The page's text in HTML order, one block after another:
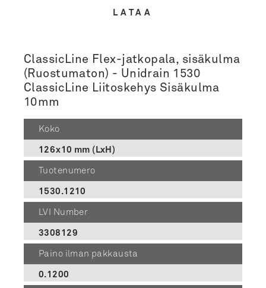
LATAA
ClassicLine Flex-jatkopala, sisäkulma
(Ruostumaton) - Unidrain 1530
ClassicLine Liitoskehys Sisäkulma
10mm
Koko
126x10 mm (LxH)
Tuotenumero
1530.1210
LVI Number
3308129
Paino ilman pakkausta
0.1200